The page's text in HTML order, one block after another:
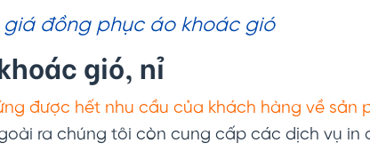
giá đồng phục áo khoác gió
gió, nỉ
được hết nhu cầu của khách hàng về sản
ra chúng tôi còn cung cấp các dịch vụ